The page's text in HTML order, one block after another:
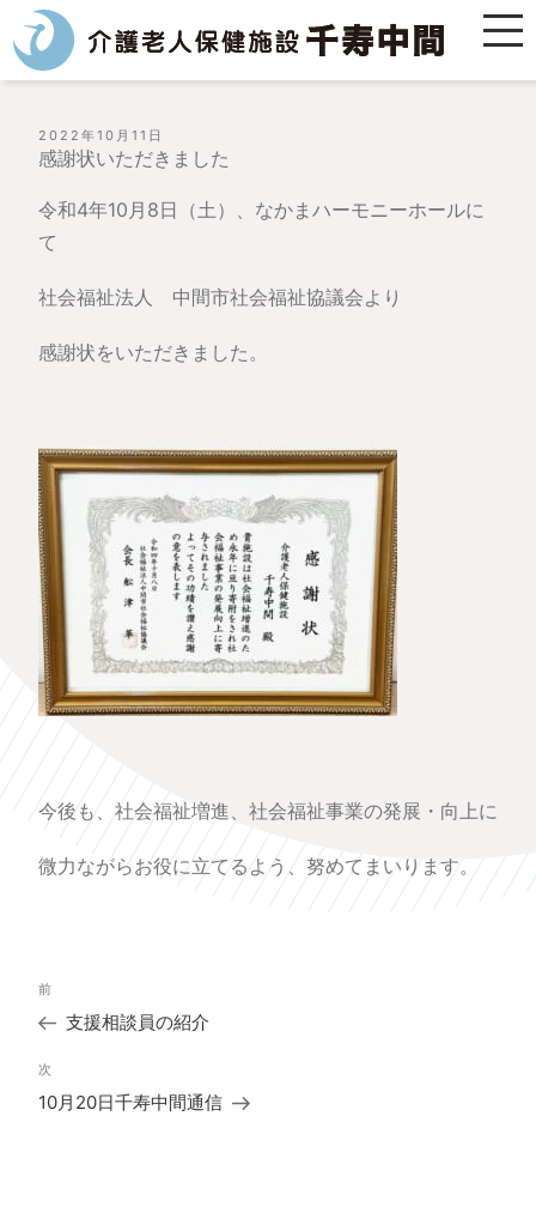
投
稿
日:
2022年10月11日
感謝状いただきました
令和4年10月8日（土）、なかまハーモニーホールに
て
社会福祉法人 中間市社会福祉協議会より
感謝状をいただきました。
今後も、社会福祉増進、社会福祉事業の発展・向上に
微力ながらお役に立てるよう、努めてまいります。
稿
ナ
ゲ
シ
過
去
の
投
稿
前
支援相談員の紹介
次
の
次
10月20日千寿中間通信